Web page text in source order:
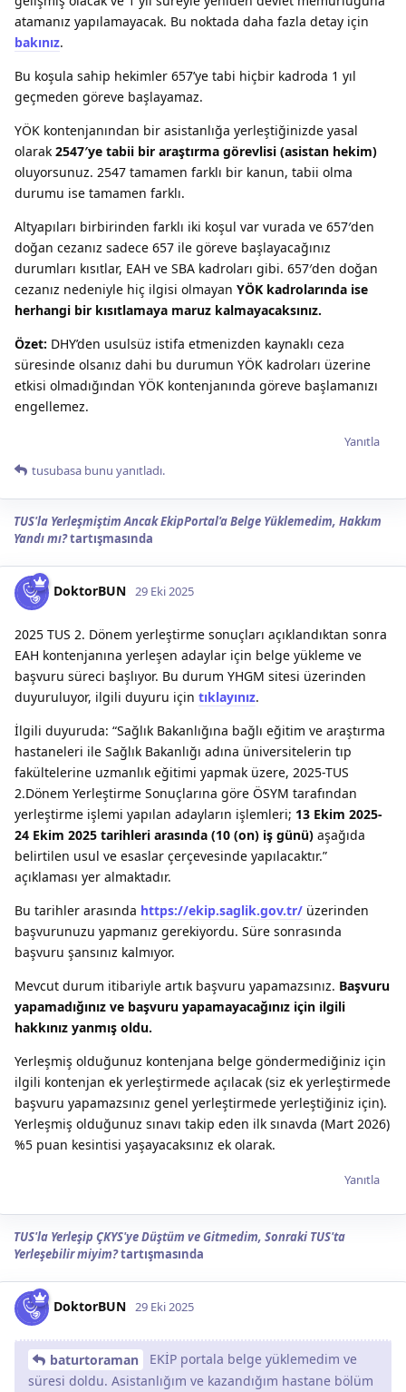
atamanız yapılamayacak. Bu noktada daha fazla detay için
bakınız.
Bu koşula sahip hekimler 657’ye tabi hiçbir kadroda 1 yıl
geçmeden göreve başlayamaz.
YÖK kontenjanından bir asistanlığa yerleştiğinizde yasal
olarak 2547′ye tabii bir araştırma görevlisi (asistan hekim)
oluyorsunuz. 2547 tamamen farklı bir kanun, tabii olma
durumu ise tamamen farklı.
Altyapıları birbirinden farklı iki koşul var vurada ve 657′den
doğan cezanız sadece 657 ile göreve başlayacağınız
durumları kısıtlar, EAH ve SBA kadroları gibi. 657′den doğan
cezanız nedeniyle hiç ilgisi olmayan YÖK kadrolarında ise
herhangi bir kısıtlamaya maruz kalmayacaksınız.
Özet: DHY’den usulsüz istifa etmenizden kaynaklı ceza
süresinde olsanız dahi bu durumun YÖK kadroları üzerine
etkisi olmadığından YÖK kontenjanında göreve başlamanızı
engellemez.
Yanıtla
tusubasa bunu yanıtladı.
TUS'la Yerleşmiştim Ancak EkipPortal'a Belge Yüklemedim, Hakkım
Yandı mı?tartışmasında
DoktorBUN 29 Eki 2025
2025 TUS 2. Dönem yerleştirme sonuçları açıklandıktan sonra
EAH kontenjanına yerleşen adaylar için belge yükleme ve
başvuru süreci başlıyor. Bu durum YHGM sitesi üzerinden
duyuruluyor, ilgili duyuru için tıklayınız.
İlgili duyuruda: “Sağlık Bakanlığına bağlı eğitim ve araştırma
hastaneleri ile Sağlık Bakanlığı adına üniversitelerin tıp
fakültelerine uzmanlık eğitimi yapmak üzere, 2025-TUS
2.Dönem Yerleştirme Sonuçlarına göre ÖSYM tarafından
yerleştirme işlemi yapılan adayların işlemleri; 13 Ekim 2025-
24 Ekim 2025 tarihleri arasında (10 (on) iş günü) aşağıda
belirtilen usul ve esaslar çerçevesinde yapılacaktır.”
açıklaması yer almaktadır.
Bu tarihler arasında https://ekip.saglik.gov.tr/ üzerinden
başvurunuzu yapmanız gerekiyordu. Süre sonrasında
başvuru şansınız kalmıyor.
Mevcut durum itibariyle artık başvuru yapamazsınız. Başvuru
yapamadığınız ve başvuru yapamayacağınız için ilgili
hakkınız yanmış oldu.
Yerleşmiş olduğunuz kontenjana belge göndermediğiniz için
ilgili kontenjan ek yerleştirmede açılacak (siz ek yerleştirmede
başvuru yapamazsınız genel yerleştirmede yerleştiğiniz için).
Yerleşmiş olduğunuz sınavı takip eden ilk sınavda (Mart 2026)
%5 puan kesintisi yaşayacaksınız ek olarak.
Yanıtla
TUS'la Yerleşip ÇKYS'ye Düştüm ve Gitmedim, Sonraki TUS'ta
Yerleşebilir miyim?tartışmasında
DoktorBUN 29 Eki 2025
baturtoraman
EKİP portala belge yüklemedim ve
süresi doldu. Asistanlığım ve kazandığım hastane bölüm